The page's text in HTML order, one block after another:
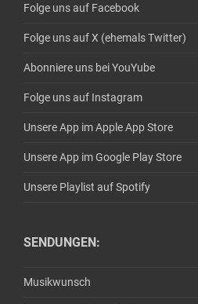
Folge uns auf Facebook
Folge uns auf X (ehemals Twitter)
Abonniere uns bei YouYube
Folge uns auf Instagram
Unsere App im Apple App Store
Unsere App im Google Play Store
Unsere Playlist auf Spotify
SENDUNGEN:
Musikwunsch